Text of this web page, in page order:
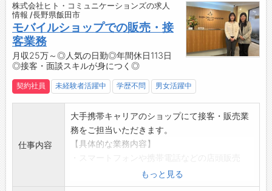
株式会社ヒト・コミュニケーションズの求人
情報 /長野県飯田市
モバイルショップでの販売・接
客業務
月収25万～◎人気の日勤◎年間休日113日
◎接客・面談スキルが身につく◎
契約社員 未経験者活躍中 学歴不問 男女活躍中
仕事内容
大手携帯キャリアのショップにて接客・販売業
務をご担当いただきます。
【具体的な業務内容】
・契約内容などのサービス案内
・機器の取扱い方法の説明
もっと見る